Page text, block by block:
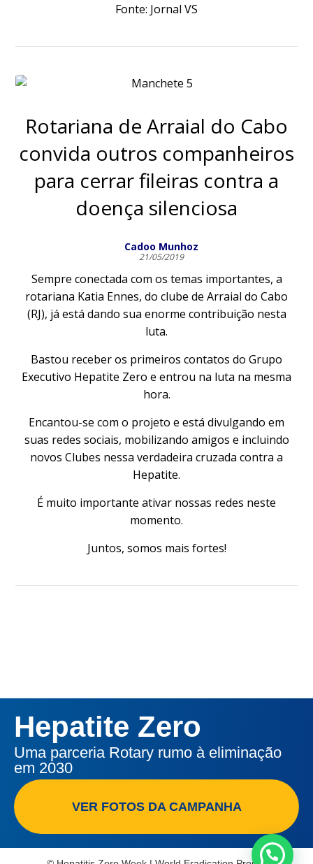
Fonte: Jornal VS
Rotariana de Arraial do Cabo
convida outros companheiros
para cerrar fileiras contra a
doença silenciosa
Cadoo Munhoz
21/05/2019
Sempre conectada com os temas importantes, a
rotariana Katia Ennes, do clube de Arraial do Cabo
(RJ), já está dando sua enorme contribuição nesta
luta.
Bastou receber os primeiros contatos do Grupo
Executivo Hepatite Zero e entrou na luta na mesma
hora.
Encantou-se com o projeto e está divulgando em
suas redes sociais, mobilizando amigos e incluindo
novos Clubes nessa verdadeira cruzada contra a
Hepatite.
É muito importante ativar nossas redes neste
momento.
Juntos, somos mais fortes!
Hepatite Zero
Uma parceria Rotary rumo à eliminação
em 2030
VER FOTOS DA CAMPANHA